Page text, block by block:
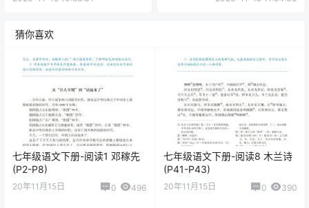
猜你喜欢
七年级语文下册-阅读1 邓稼先
(P2-P8)
20年11月15日 0 496
七年级语文下册-阅读8 木兰诗
(P41-P43)
20年11月15日 0 390